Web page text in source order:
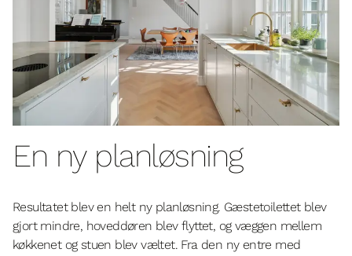
En ny planløsning
Resultatet blev en helt ny planløsning. Gæstetoilettet blev
gjort mindre, hoveddøren blev flyttet, og væggen mellem
køkkenet og stuen blev væltet. Fra den ny entre med